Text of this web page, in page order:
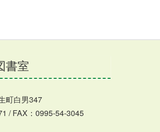
書室
町白男347
/ FAX：0995-54-3045